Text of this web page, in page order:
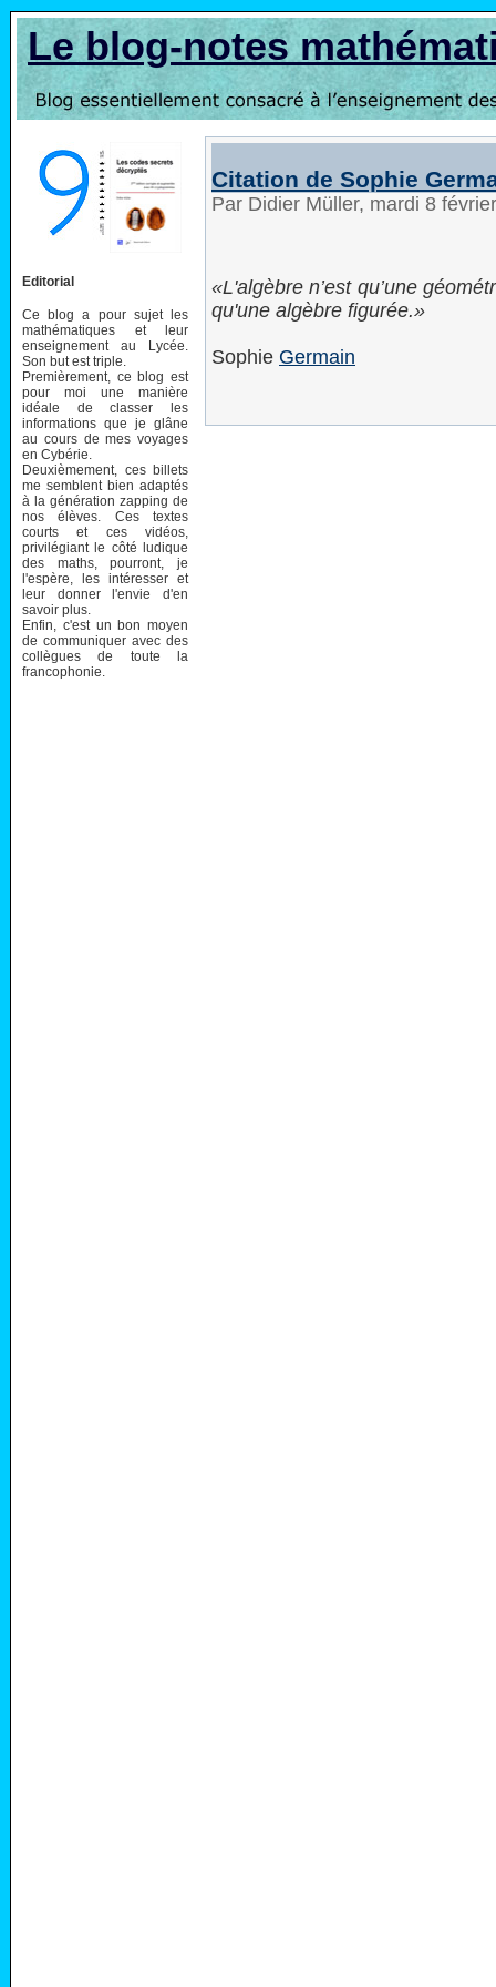
Le blog-notes
Editorial
Ce blog a pour sujet les
mathématiques et leur
enseignement au Lycée.
Son but est triple.
Premièrement, ce blog est
pour moi une manière
idéale de classer les
informations que je glâne
au cours de mes voyages
en Cybérie.
Deuxièmement, ces billets
me semblent bien adaptés
à la génération zapping de
nos élèves. Ces textes
courts et ces vidéos,
privilégiant le côté ludique
des maths, pourront, je
l'espère, les intéresser et
leur donner l'envie d'en
savoir plus.
Enfin, c'est un bon moyen
de communiquer avec des
collègues de toute la
francophonie.
Citation de Sophie
Par Didier Müller, mardi 8
L'algèbre n’est qu’une
qu'une algèbre figurée.
Sophie Germain